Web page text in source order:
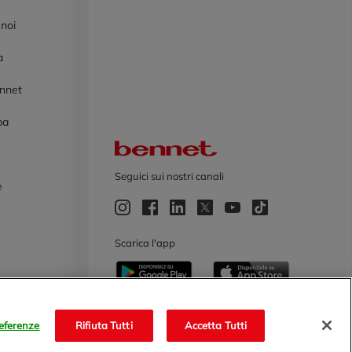
Seguici sui nostri canali
Scarica l'app
Rifiuta Tutti Accetta Tutti